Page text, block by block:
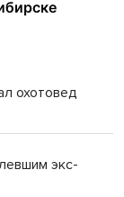
охотовед
экс-